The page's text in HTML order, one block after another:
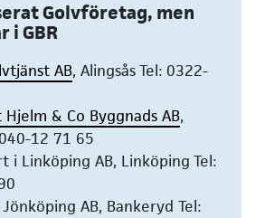
Golvföretag, men
i GBR
AB, Alingsås Tel: 0322-
& Co Byggnads AB,
12 71 65
i Linköping AB, Linköping Tel:
AB, Bankeryd Tel: